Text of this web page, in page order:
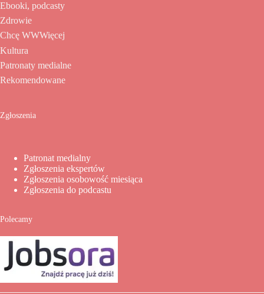
Ebooki, podcasty
Zdrowie
Chcę WWWięcej
Kultura
Patronaty medialne
Rekomendowane
Zgłoszenia
Patronat medialny
Zgłoszenia ekspertów
Zgłoszenia osobowość miesiąca
Zgłoszenia do podcastu
Polecamy